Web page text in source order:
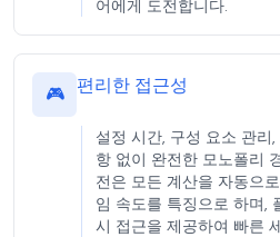
어에게 도전합니다.
🎮 편리한 접근성
설정 시간, 구성 요소 관
항 없이 완전한 모노폴리
전은 모든 계산을 자동으
임 속도를 특징으로 하며,
시 접근을 제공하여 빠른